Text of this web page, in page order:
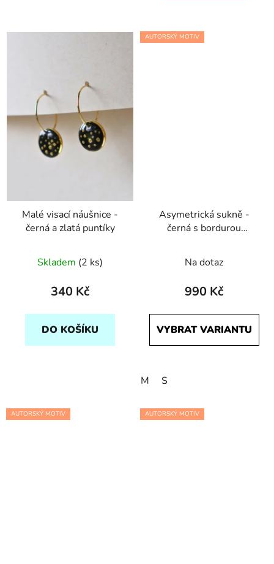
Malé visací náušnice -
černá a zlatá puntíky
Skladem (2 ks)
340 Kč
DO KOŠÍKU
AUTORSKÝ MOTIV
Asymetrická sukně -
černá s bordurou
Na dotaz
990 Kč
VYBRAT VARIANTU
M S
AUTORSKÝ MOTIV AUTORSKÝ MOTIV